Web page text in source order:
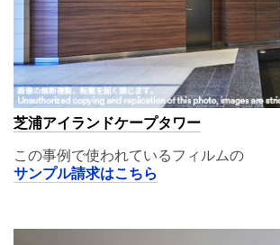
芝浦アイランドケープタワー
この事例で使われているフィルムの
サンプル請求はこちら